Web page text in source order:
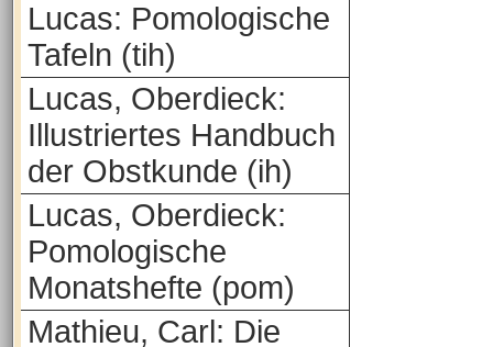
Lucas: Pomologische
Tafeln (tih)
Lucas, Oberdieck:
Illustriertes Handbuch
der Obstkunde (ih)
Lucas, Oberdieck:
Pomologische
Monatshefte (pom)
Mathieu, Carl: Die